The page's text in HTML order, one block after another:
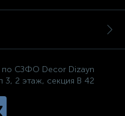
по СЗФО Decor Dizayn
3, 2 этаж, секция В 42